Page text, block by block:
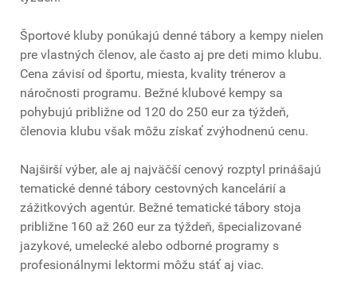
Športové kluby ponúkajú denné tábory a kempy nielen
pre vlastných členov, ale často aj pre deti mimo klubu.
Cena závisí od športu, miesta, kvality trénerov a
náročnosti programu. Bežné klubové kempy sa
pohybujú približne od 120 do 250 eur za týždeň,
členovia klubu však môžu získať zvýhodnenú cenu.
Najširší výber, ale aj najväčší cenový rozptyl prinášajú
tematické denné tábory cestovných kancelárií a
zážitkových agentúr. Bežné tematické tábory stoja
približne 160 až 260 eur za týždeň, špecializované
jazykové, umelecké alebo odborné programy s
profesionálnymi lektormi môžu stáť aj viac.